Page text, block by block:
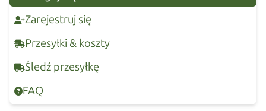
Zarejestruj się
Przesyłki & koszty
Śledź przesyłkę
FAQ